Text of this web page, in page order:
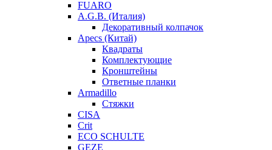
FUARO
A.G.B. (Италия)
Декоративный колпачок
Apecs (Китай)
Квадраты
Комплектующие
Кронштейны
Ответные планки
Armadillo
Стяжки
CISA
Crit
ECO SCHULTE
GEZE